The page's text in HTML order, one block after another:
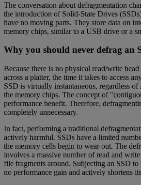
The conversation about defragmentation
the introduction of Solid-State Drives
have no moving parts. They store data on
memory chips, similar to a USB drive or a
Why you should never defrag an
Because there is no physical read/write head
across a platter, the time it takes to access
SSD is virtually instantaneous, regardless
the memory chips. The concept of
performance benefit. Therefore,
completely unnecessary.
In fact, performing a traditional
actively harmful. SSDs have a limited
the memory cells begin to wear out. The
involves a massive number of read and
file fragments around. Subjecting an SSD to
no performance gain and actively shortens